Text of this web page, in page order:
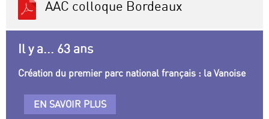
AAC colloque Bordeaux
Il y a... 63 ans
Création du premier parc national français : la Vanoise
EN SAVOIR PLUS